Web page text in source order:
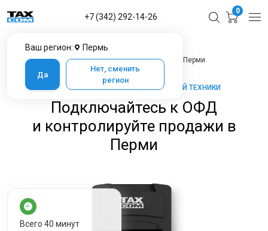
Ваш регион: Пермь
Да
Нет, сменить
регион
+7 (342) 292-14-26
0
Главная
Услуги ЦТО
Подключайтесь к ОФД и контролируйте продажи в Перми
ТАКСКОМ-КАССА — МАРКЕТ КАССОВОЙ ТЕХНИКИ
Подключайтесь к ОФД
и контролируйте продажи в
Перми
Всего 40 минут